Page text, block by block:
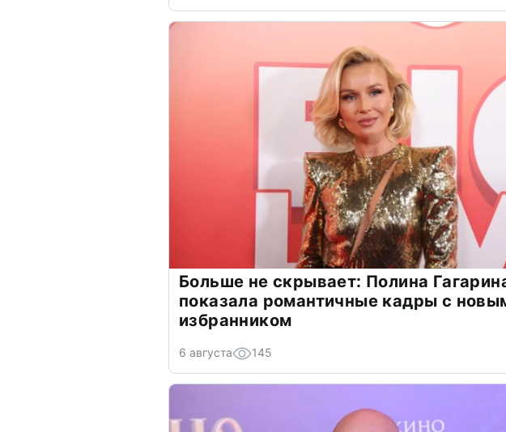
Больше не скрывает: Полина
показала романтичные кадры с
избранником
6 августа 145